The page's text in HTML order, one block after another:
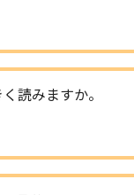
読みますか。